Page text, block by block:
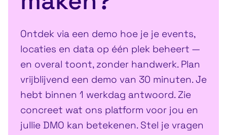
Ontdek via een demo hoe je je events,
locaties en data op één plek beheert —
en overal toont, zonder handwerk. Plan
vrijblijvend een demo van 30 minuten. Je
hebt binnen 1 werkdag antwoord. Zie
concreet wat ons platform voor jou en
jullie DMO kan betekenen. Stel je vragen